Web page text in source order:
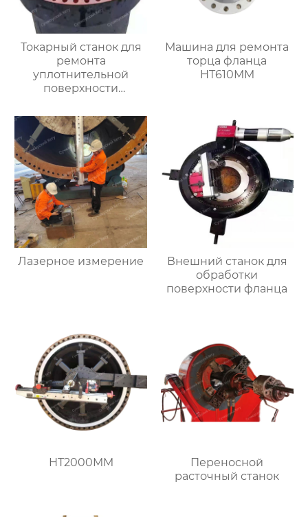
Токарный станок для
ремонта
уплотнительной
поверхности
HT3000MM
Машина для ремонта
торца фланца
HT610MM
Лазерное измерение
Внешний станок для
обработки
поверхности фланца
HT2000MM
Переносной
расточный станок